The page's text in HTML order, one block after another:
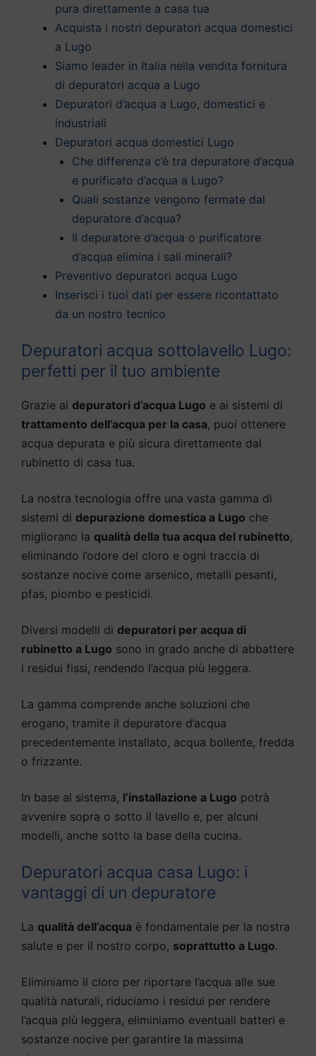
pura direttamente a casa tua
Acquista i nostri depuratori acqua domestici
a Lugo
Siamo leader in Italia nella vendita fornitura
di depuratori acqua a Lugo
Depuratori d’acqua a Lugo, domestici e
industriali
Depuratori acqua domestici Lugo
Che differenza c’è tra depuratore d’acqua
e purificato d’acqua a Lugo?
Quali sostanze vengono fermate dal
depuratore d’acqua?
Il depuratore d’acqua o purificatore
d’acqua elimina i sali minerali?
Preventivo depuratori acqua Lugo
Inserisci i tuoi dati per essere ricontattato
da un nostro tecnico
Depuratori acqua sottolavello Lugo:
perfetti per il tuo ambiente
Grazie ai depuratori d’acqua Lugo e ai sistemi di
trattamento dell’acqua per la casa, puoi ottenere
acqua depurata e più sicura direttamente dal
rubinetto di casa tua.
La nostra tecnologia offre una vasta gamma di
sistemi di depurazione domestica a Lugo che
migliorano la qualità della tua acqua del rubinetto,
eliminando l’odore del cloro e ogni traccia di
sostanze nocive come arsenico, metalli pesanti,
pfas, piombo e pesticidi.
Diversi modelli di depuratori per acqua di
rubinetto a Lugo sono in grado anche di abbattere
i residui fissi, rendendo l’acqua più leggera.
La gamma comprende anche soluzioni che
erogano, tramite il depuratore d’acqua
precedentemente installato, acqua bollente, fredda
o frizzante.
In base al sistema, l’installazione a Lugo potrà
avvenire sopra o sotto il lavello e, per alcuni
modelli, anche sotto la base della cucina.
Depuratori acqua casa Lugo: i
vantaggi di un depuratore
La qualità dell’acqua è fondamentale per la nostra
salute e per il nostro corpo, soprattutto a Lugo.
Eliminiamo il cloro per riportare l’acqua alle sue
qualità naturali, riduciamo i residui per rendere
l’acqua più leggera, eliminiamo eventuali batteri e
sostanze nocive per garantire la massima